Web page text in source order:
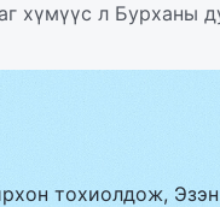
хүмүүс л Бурханы
тохиолдож, Эзэн